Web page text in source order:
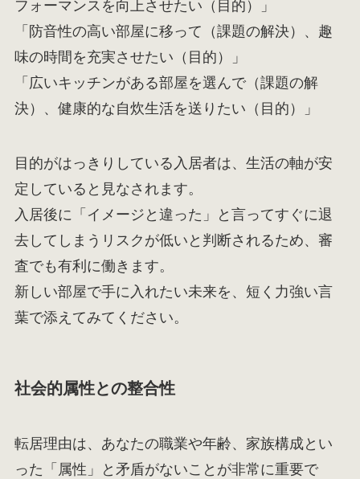
フォーマンスを向上させたい（目的）」
「防音性の高い部屋に移って（課題の解決）、趣
味の時間を充実させたい（目的）」
「広いキッチンがある部屋を選んで（課題の解
決）、健康的な自炊生活を送りたい（目的）」
目的がはっきりしている入居者は、生活の軸が安
定していると見なされます。
入居後に「イメージと違った」と言ってすぐに退
去してしまうリスクが低いと判断されるため、審
査でも有利に働きます。
新しい部屋で手に入れたい未来を、短く力強い言
葉で添えてみてください。
社会的属性との整合性
転居理由は、あなたの職業や年齢、家族構成とい
った「属性」と矛盾がないことが非常に重要で